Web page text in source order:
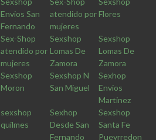
Envios San
Fernando
atendido por
mujeres
Flores
Sex-Shop
atendido por
mujeres
Sexshop
Lomas De
Zamora
Sexshop
Lomas De
Zamora
Sexshop
Moron
Sexshop N
San Miguel
Sexhop
Envios
Martinez
sexshop
quilmes
Sexhop
Desde San
Fernando
Sexshop
Santa Fe
Pueyrredon